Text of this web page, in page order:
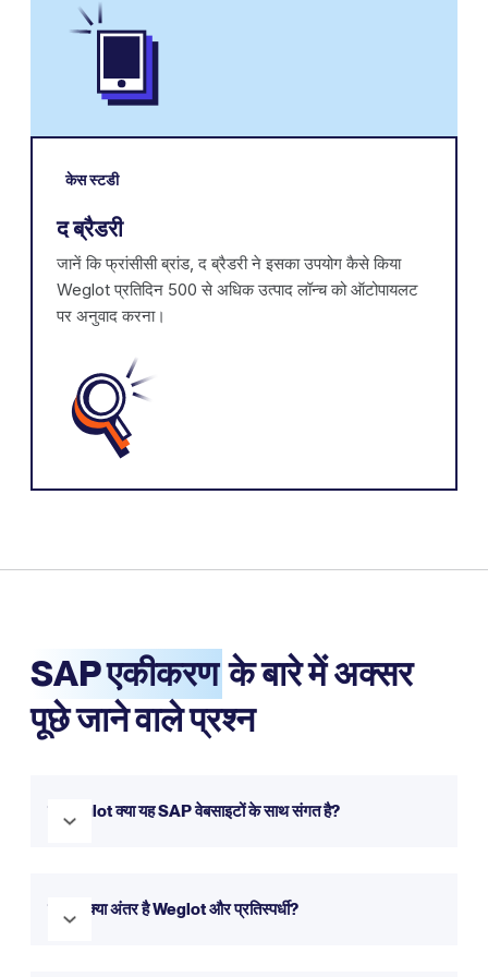
केस स्टडी
द ब्रैडरी
जानें कि फ्रांसीसी ब्रांड, द ब्रैडरी ने इसका उपयोग कैसे किया
Weglot प्रतिदिन 500 से अधिक उत्पाद लॉन्च को ऑटोपायलट
पर अनुवाद करना।
SAP एकीकरण के बारे में अक्सर
पूछे जाने वाले प्रश्न
है Weglot क्या यह SAP वेबसाइटों के साथ संगत है?
कुछ ही मिनटों में बहुभाषी बनाने के लिए सहजता से एकीकृत हो जाता है। आप
इसे हमारे परीक्षण के साथ मुफ़्त में आज़मा सकते हैं।
के बीच क्या अंतर है Weglot और प्रतिस्पर्धी?